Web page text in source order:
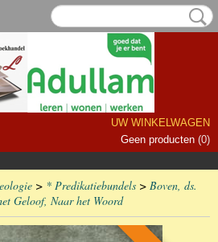
UW WINKELWAGEN
Geen producten (0)
> * Predikatiebundels > Boven, ds.
Geloof, Naar het Woord